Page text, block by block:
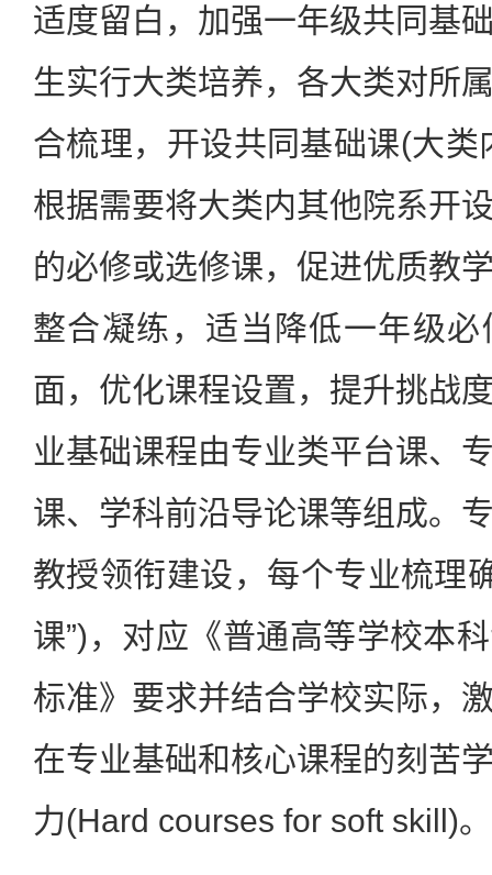
适度留白，加强一年级共同基
生实行大类培养，各大类对所
合梳理，开设共同基础课(大
根据需要将大类内其他院系开
的必修或选修课，促进优质教
整合凝练，适当降低一年级
面，优化课程设置，提升挑战
业基础课程由专业类平台课、
课、学科前沿导论课等组成。
教授领衔建设，每个专业梳理
课”)，对应《普通高等学校本
标准》要求并结合学校实际，
在专业基础和核心课程的刻苦
力(Hard courses for soft skill)。